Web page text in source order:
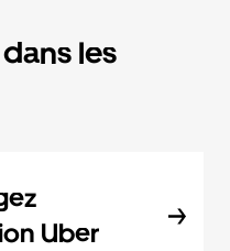
les
Uber